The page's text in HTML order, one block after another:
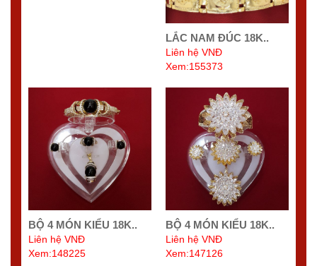
LẮC NAM ĐÚC 18K..
Liên hệ VNĐ
Xem:155373
BỘ 4 MÓN KIỂU 18K..
Liên hệ VNĐ
Xem:148225
BỘ 4 MÓN KIỂU 18K..
Liên hệ VNĐ
Xem:147126